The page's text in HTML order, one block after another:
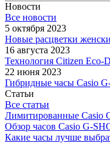
Новости
Все новости
5 октября 2023
Новые расцветки
16 августа 2023
Технология Citizen Eco-
22 июня 2023
Гибридные часы Casio
Статьи
Все статьи
Лимитированные Casio
Обзор часов Casio G-
Какие часы лучше